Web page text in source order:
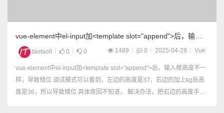
vue-element中el-input加<template slot="append">后，输入
框高度不一样
taotaoit 0 0 1489 0 2025-04-28 Vue
vue-element中el-input加<template slot="append">后，输入框高度不一
样，导致错位 调试模式可以看到，左边的高度是37，右边的加上kg后高
度是36，所以导致错位 具体原因不知道， 解决办法，把右边的高度手动